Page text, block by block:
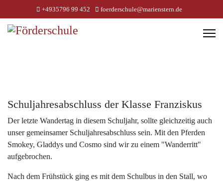
+4935796 99 452 foerderschule@marienstern.de
Schuljahresabschluss der Klasse Franziskus
Der letzte Wandertag in diesem Schuljahr, sollte gleichzeitig auch
unser gemeinsamer Schuljahresabschluss sein. Mit den Pferden
Smokey, Gladdys und Cosmo sind wir zu einem "Wanderritt"
aufgebrochen.
Nach dem Frühstück ging es mit dem Schulbus in den Stall, wo